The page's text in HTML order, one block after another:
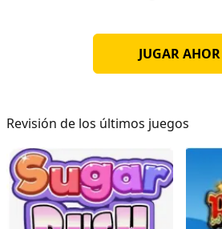
JUGAR AHOR
Revisión de los últimos juegos